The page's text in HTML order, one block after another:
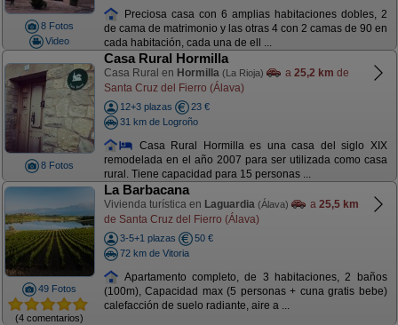
8 Fotos
Video
Preciosa casa con 6 amplias habitaciones dobles, 2
de cama de matrimonio y las otras 4 con 2 camas de 90 en
cada habitación, cada una de ell ...
8 Fotos
Casa Rural Hormilla
Casa Rural en Hormilla (La Rioja) a 25,2 km de
Santa Cruz del Fierro (Álava)
12+3 plazas
23 €
31 km de Logroño
Casa Rural Hormilla es una casa del siglo XIX
remodelada en el año 2007 para ser utilizada como casa
rural. Tiene capacidad para 15 personas ...
49 Fotos
(4 comentarios)
La Barbacana
Vivienda turística en Laguardia (Álava) a 25,5 km
de Santa Cruz del Fierro (Álava)
3-5+1 plazas
50 €
72 km de Vitoria
Apartamento completo, de 3 habitaciones, 2 baños
(100m), Capacidad max (5 personas + cuna gratis bebe)
calefacción de suelo radiante, aire a ...